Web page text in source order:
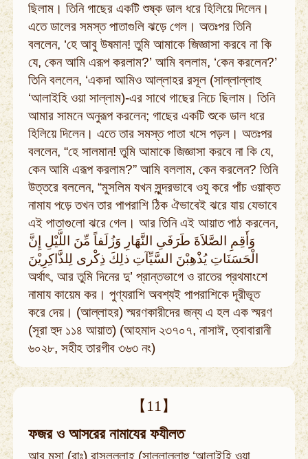
ছিলাম। তিনি গাছের একটি শুষ্ক ডাল ধরে হিলিয়ে দিলেন।
এতে ডালের সমস্ত পাতাগুলি ঝড়ে গেল। অতঃপর তিনি
বললেন, ‘হে আবু উষমান! তুমি আমাকে জিজ্ঞাসা করবে না কি
যে, কেন আমি এরূপ করলাম?’ আমি বললাম, ‘কেন করলেন?’
তিনি বললেন, ‘একদা আমিও আল্লাহর রসূল (সাল্লাল্লাহু
‘আলাইহি ওয়া সাল্লাম)-এর সাথে গাছের নিচে ছিলাম। তিনি
আমার সামনে অনুরূপ করলেন; গাছের একটি শুকে ডাল ধরে
হিলিয়ে দিলেন। এতে তার সমস্ত পাতা খসে পড়ল। অতঃপর
বললেন, “হে সালমান! তুমি আমাকে জিজ্ঞাসা করবে না কি যে,
কেন আমি এরূপ করলাম?” আমি বললাম, কেন করলেন? তিনি
উত্তরে বললেন, “মুসলিম যখন সুন্দরভাবে ওযু করে পাঁচ ওয়াক্ত
নামায পড়ে তখন তার পাপরাশি ঠিক ঐভাবেই ঝরে যায় যেভাবে
এই পাতাগুলো ঝরে গেল। আর তিনি এই আয়াত পাঠ করলেন,
وَأَقِمِ الصَّلاَةَ طَرَفَىِ النَّهَارِ وَزُلَفاً مِّنَ اللَّيْلِ إِنَّ
الْحَسَنَاتِ يُذْهِبْنَ السَّيِّآتِ ذلِكَ ذِكْرى لِلذَّاكِرِيْنَ
অর্থাৎ, আর তুমি দিনের দু’ প্রান্তভাগে ও রাতের প্রথমাংশে
নামায কায়েম কর। পুণ্যরাশি অবশ্যই পাপরাশিকে দূরীভূত
করে দেয়। (আল্লাহর) স্মরণকারীদের জন্য এ হল এক স্মরণ
(সূরা হুদ ১১৪ আয়াত) (আহমাদ ২৩৭০৭, নাসাঈ, ত্বাবারানী
৬০২৮, সহীহ তারগীব ৩৬৩ নং)
【11】
ফজর ও আসরের নামাযের ফযীলত
আবূ মূসা (রাঃ) রাসূলুল্লাহ (সাল্লাল্লাহু ‘আলাইহি ওয়া